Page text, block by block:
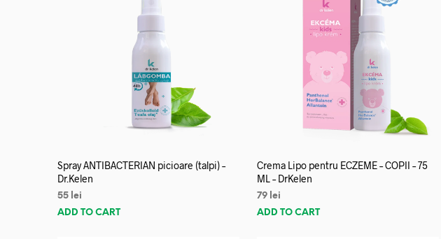
Spray ANTIBACTERIAN picioare (talpi) –
Dr.Kelen
55 lei
ADD TO CART
Crema Lipo pentru ECZEME – COPII – 75
ML – DrKelen
79 lei
ADD TO CART